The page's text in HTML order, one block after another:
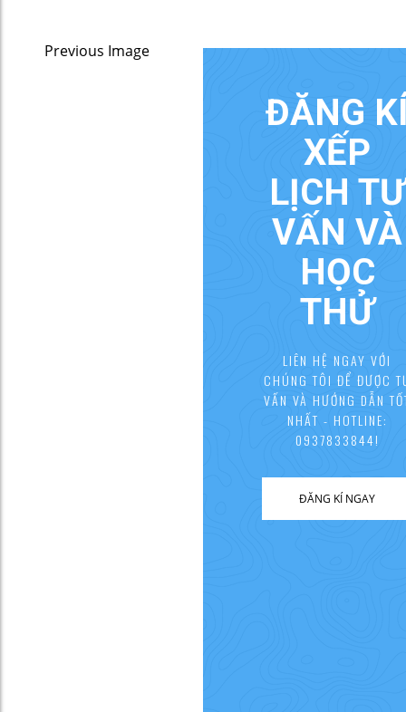
Previous Image
ĐĂNG
XẾP
LỊCH TƯ
VẤN VÀ
HỌC
THỬ
LIÊN HỆ NGAY VỚI
CHÚNG TÔI ĐỂ ĐƯỢC
VẤN VÀ HƯỚNG DẪN
NHẤT - HOTLINE:
0937833844!
ĐĂNG KÍ NGAY